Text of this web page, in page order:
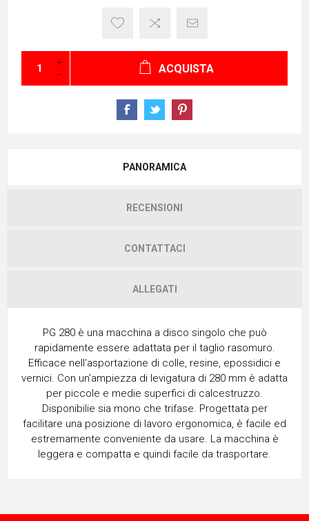
ACQUISTA
PANORAMICA
RECENSIONI
CONTATTACI
ALLEGATI
PG 280 è una macchina a disco singolo che può
rapidamente essere adattata per il taglio rasomuro.
Efficace nell'asportazione di colle, resine, epossidici e
vernici. Con un'ampiezza di levigatura di 280 mm è adatta
per piccole e medie superfici di calcestruzzo.
Disponibilie sia mono che trifase. Progettata per
facilitare una posizione di lavoro ergonomica, è facile ed
estremamente conveniente da usare. La macchina è
leggera e compatta e quindi facile da trasportare.